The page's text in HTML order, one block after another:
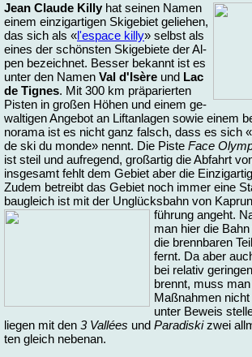
Jean Clau­de Kil­ly hat sei­nen Na­men
ei­nem ein­zig­ar­ti­gen Ski­ge­biet ge­lie­hen,
das sich als «l'es­pace kil­ly» selbst als
ei­nes der schöns­ten Ski­ge­bie­te der Al­
pen be­zeich­net. Bes­ser be­kannt ist es
un­ter den Na­men Val d'Isè­re und Lac
de Tig­nes. Mit 300 km prä­pa­rier­ten
Pis­ten in gro­ßen Hö­hen und ei­nem ge­
wal­ti­gen An­ge­bot an Lift­an­la­gen so­wie ei­nem
no­ra­ma ist es nicht ganz falsch, dass es sich
de ski du mon­de» nennt. Die Pis­te Face
ist steil und auf­re­gend, groß­ar­tig die Ab­fahrt
ins­ge­samt fehlt dem Ge­biet aber die
Zu­dem be­treibt das Ge­biet noch im­mer ei­ne
bau­gleich ist mit der Un­glücks­bahn von
füh­rung an­geht.
man hier die
die brenn­ba­ren
fernt. Da aber
bei re­la­tiv
brennt, muss
Maß­nah­men
un­ter Be­weis
lie­gen mit den 3 Vallées und Pa­ra­di­skizwei
ten gleich ne­ben­an.